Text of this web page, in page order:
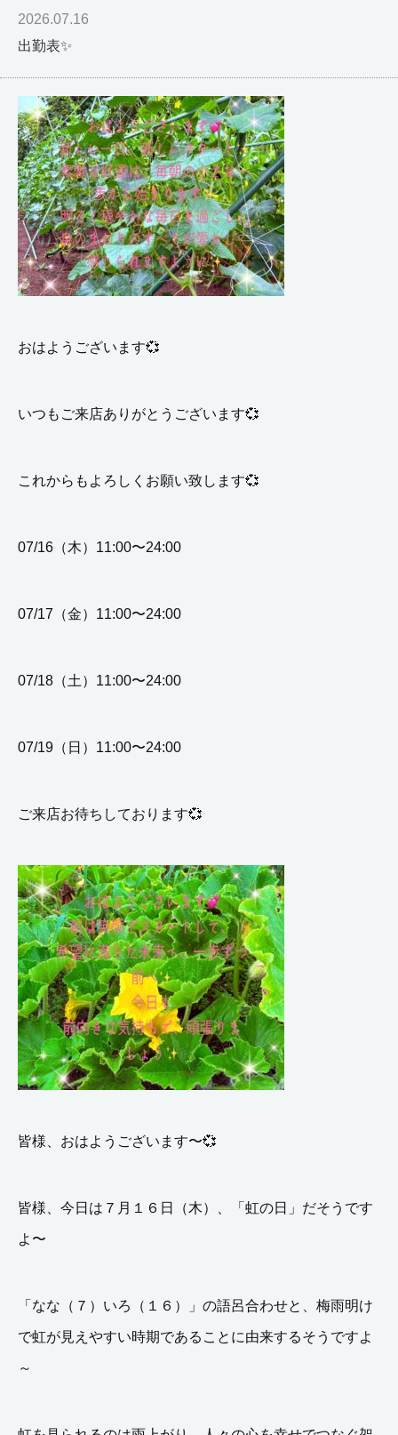
2026.07.16
出勤表✨
おはようございます💞
いつもご来店ありがとうございます💞
これからもよろしくお願い致します💞
07/16（木）11:00〜24:00
07/17（金）11:00〜24:00
07/18（土）11:00〜24:00
07/19（日）11:00〜24:00
ご来店お待ちしております💞
皆様、おはようございます〜💞
皆様、今日は７月１６日（木）、「虹の日」だそうです
よ〜
「なな（７）いろ（１６）」の語呂合わせと、梅雨明け
で虹が見えやすい時期であることに由来するそうですよ
～